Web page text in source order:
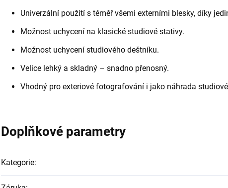
Univerzální použití s téměř všemi externími blesky, díky
Možnost uchycení na klasické studiové stativy.
Možnost uchycení studiového deštníku.
Velice lehký a skladný – snadno přenosný.
Vhodný pro exteriové fotografování i jako náhrada
Doplňkové parametry
Kategorie: